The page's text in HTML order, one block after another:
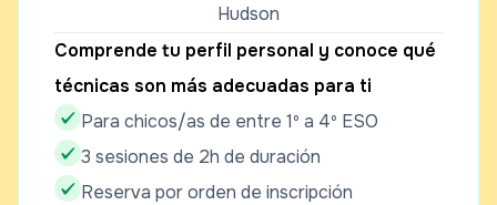
Hudson
Comprende tu perfil personal y conoce qué
técnicas son más adecuadas para ti
Para chicos/as de entre 1º a 4º ESO
3 sesiones de 2h de duración
Reserva por orden de inscripción